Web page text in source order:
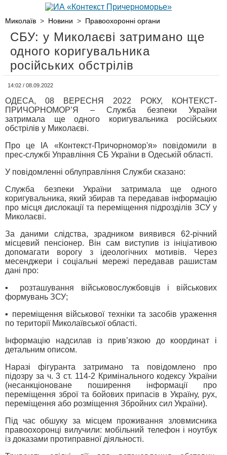
Миколаїв > Новини > Правоохоронні органи
СБУ: у Миколаєві затримано ще
одного коригувальника
російських обстрілів
14:02 / 08.09.2022
ОДЕСА, 08 ВЕРЕСНЯ 2022 РОКУ, КОНТЕКСТ-
ПРИЧОРНОМОР’Я – Служба безпеки України
затримала ще одного коригувальника російських
обстрілів у Миколаєві.
Про це ІА «Контекст-Причорномор'я» повідомили в
прес-службі Управління СБ України в Одеській області.
У повідомленні облуправління Служби сказано:
Служба безпеки України затримала ще одного
коригувальника, який збирав та передавав інформацію
про місця дислокації та переміщення підрозділів ЗСУ у
Миколаєві.
За даними слідства, зрадником виявився 62-річний
місцевий пенсіонер. Він сам виступив із ініціативою
допомагати ворогу з ідеологічних мотивів. Через
месенджери і соціальні мережі передавав рашистам
дані про:
▪️ розташування військовослужбовців і військових
формувань ЗСУ;
▪️ переміщення військової техніки та засобів ураження
по території Миколаївської області.
Інформацію надсилав із прив’язкою до координат і
детальним описом.
Наразі фігуранта затримано та повідомлено про
підозру за ч. 3 ст. 114-2 Кримінального кодексу України
(несанкціоноване поширення інформації про
переміщення зброї та бойових припасів в Україну, рух,
переміщення або розміщення Збройних сил України).
Під час обшуку за місцем проживання зловмисника
правоохоронці вилучили: мобільний телефон і ноутбук
із доказами протиправної діяльності.